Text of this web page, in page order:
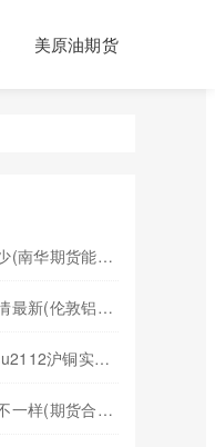
美原油期货
南华期货门槛是多少(南华期货能做国际期货吗)
伦敦铅期货实时行情最新(伦敦铝锡期货实时行情)
沪铜连续cu0001(cu2112沪铜实时行情)
期货每个合约价格不一样(期货合约之间的价格差)